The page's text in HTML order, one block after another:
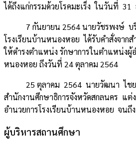
ได้ถึงแก่กรรมด้วยโรคมะเร็ง ในวันที่
7 กันยายน 2564 นายวัชรพงษ์ บริเ
โรงเรียนบ้านหนองหอย ได้รับคำสั่งจาก
ให้ดำรงตำแหน่ง รักษาการในตำแหน่งผู้
หนองหอย ถึงวันที่ 24 ตุลาคม 2564
25 ตุลาคม 2564 นายวัฒนา ไชยา
สำนักงานศึกษาธิการจังหวัดสกลนคร แต่
อำนวยการโรงเรียนบ้านหนองหอย จนถึ
ผู้บริหารสถานศึกษา